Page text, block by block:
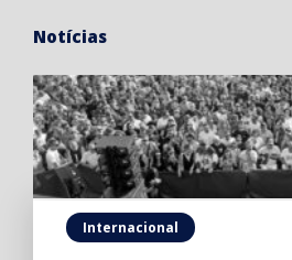
Notícias
Internacional